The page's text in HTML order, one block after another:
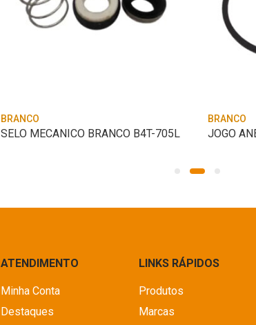
BRANCO
SELO MECANICO BRANCO B4T-705L
BRANCO
JOGO
ATENDIMENTO
Minha Conta
Destaques
LINKS RÁPIDOS
Produtos
Marcas